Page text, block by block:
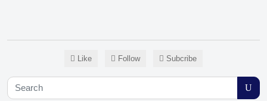
Like Follow Subcribe